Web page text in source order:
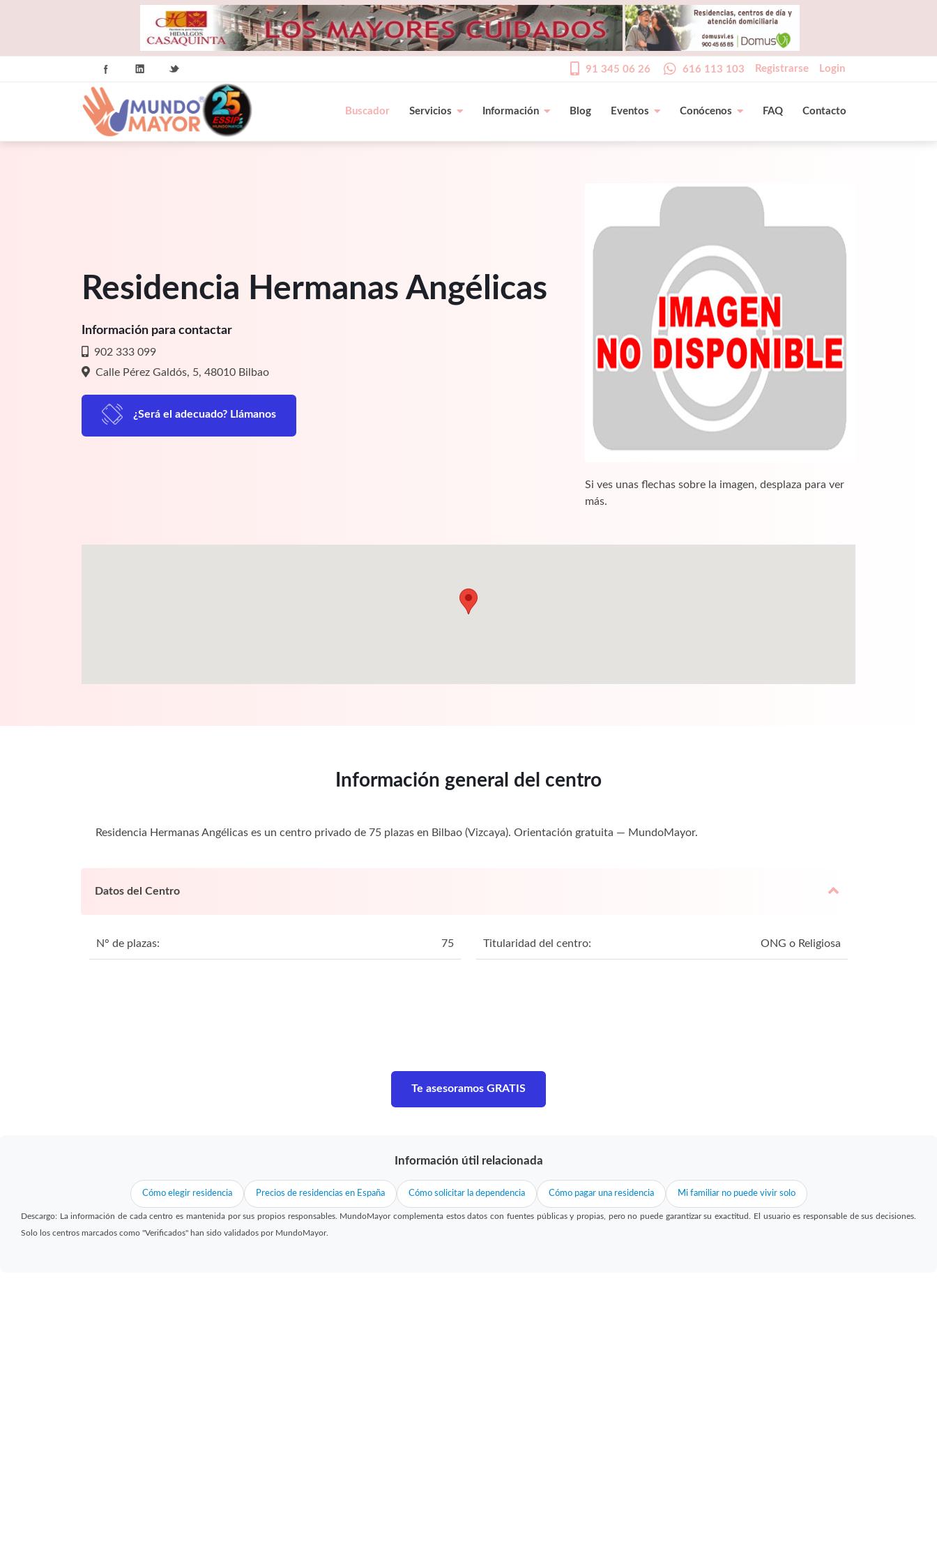
91 345 06 26 616 113 103 Registrarse Login
Buscador Servicios Información Blog Eventos Conócenos FAQ Contacto
Residencia Hermanas Angélicas
Información para contactar
902 333 099
Calle Pérez Galdós, 5, 48010 Bilbao
¿Será el adecuado? Llámanos
Si ves unas flechas sobre la imagen, desplaza para ver
más.
Información general del centro
Residencia Hermanas Angélicas es un centro privado de 75 plazas en Bilbao (Vizcaya). Orientación gratuita — MundoMayor.
Datos del Centro
N° de plazas: 75 Titularidad del centro: ONG o Religiosa
Te asesoramos GRATIS
Información útil relacionada
Cómo elegir residencia Precios de residencias en España Cómo solicitar la dependencia Cómo pagar una residencia Mi familiar no puede vivir solo
Descargo: La información de cada centro es mantenida por sus propios responsables. MundoMayor complementa estos datos con fuentes públicas y propias, pero no puede garantizar su exactitud. El usuario es responsable de sus decisiones.
Solo los centros marcados como "Verificados" han sido validados por MundoMayor.